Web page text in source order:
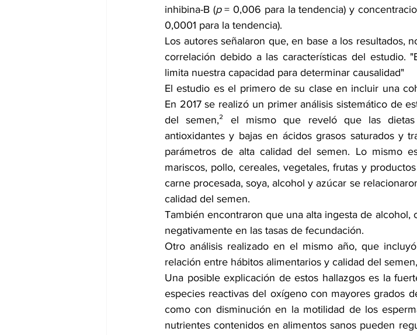
inhibina-B (p = 0,006 para la tendencia) y
0,0001 para la tendencia).
Los autores señalaron que, en base a los resultados,
correlación debido a las características del estudio.
limita nuestra capacidad para determinar causalidad"
El estudio es el primero de su clase en incluir una
En 2017 se realizó un primer análisis sistemático de
del semen,² el mismo que reveló que las
antioxidantes y bajas en ácidos grasos saturados y
parámetros de alta calidad del semen. Lo mismo
mariscos, pollo, cereales, vegetales, frutas y
carne procesada, soya, alcohol y azúcar se
calidad del semen.
También encontraron que una alta ingesta de alcohol,
negativamente en las tasas de fecundación.
Otro análisis realizado en el mismo año, que
relación entre hábitos alimentarios y calidad del
Una posible explicación de estos hallazgos es la
especies reactivas del oxígeno con mayores grados
como con disminución en la motilidad de los
nutrientes contenidos en alimentos sanos pueden